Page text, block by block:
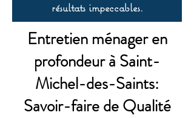
résultats impeccables.
Entretien ménager en
profondeur à Saint-
Michel-des-Saints:
Savoir-faire de Qualité